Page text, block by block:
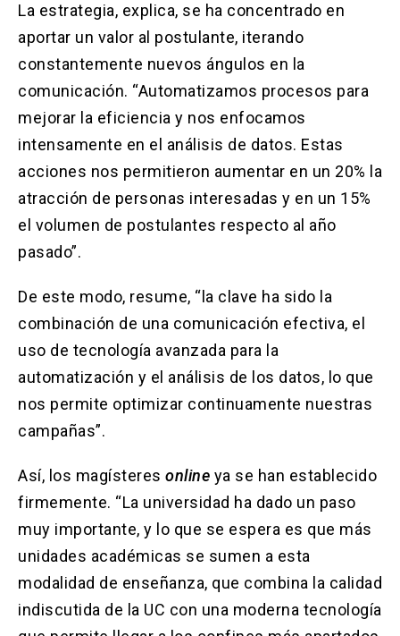
La estrategia, explica, se ha concentrado en
aportar un valor al postulante, iterando
constantemente nuevos ángulos en la
comunicación. “Automatizamos procesos para
mejorar la eficiencia y nos enfocamos
intensamente en el análisis de datos. Estas
acciones nos permitieron aumentar en un 20% la
atracción de personas interesadas y en un 15%
el volumen de postulantes respecto al año
pasado”.
De este modo, resume, “la clave ha sido la
combinación de una comunicación efectiva, el
uso de tecnología avanzada para la
automatización y el análisis de los datos, lo que
nos permite optimizar continuamente nuestras
campañas”.
Así, los magísteres online ya se han establecido
firmemente. “La universidad ha dado un paso
muy importante, y lo que se espera es que más
unidades académicas se sumen a esta
modalidad de enseñanza, que combina la calidad
indiscutida de la UC con una moderna tecnología